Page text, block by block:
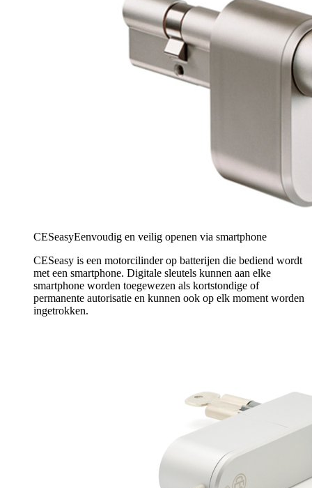
CESeasyEenvoudig en veilig openen via smartphone
CESeasy is een motorcilinder op batterijen die bediend wordt
met een smartphone. Digitale sleutels kunnen aan elke
smartphone worden toegewezen als kortstondige of
permanente autorisatie en kunnen ook op elk moment worden
ingetrokken.